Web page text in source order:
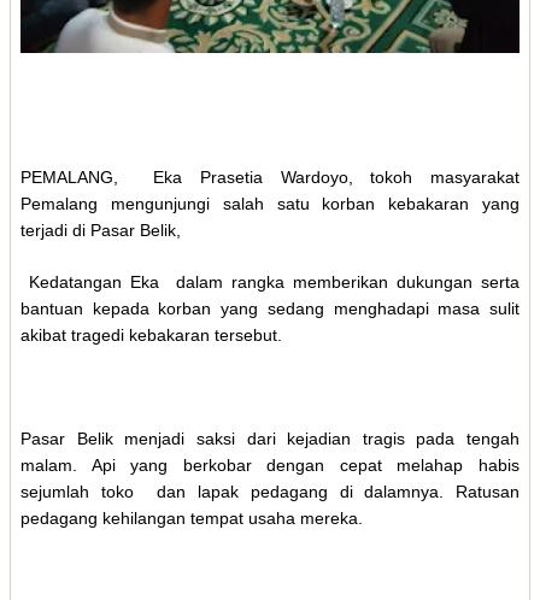
PEMALANG, Eka Prasetia Wardoyo, tokoh masyarakat
Pemalang mengunjungi salah satu korban kebakaran yang
terjadi di Pasar Belik,
Kedatangan Eka dalam rangka memberikan dukungan serta
bantuan kepada korban yang sedang menghadapi masa sulit
akibat tragedi kebakaran tersebut.
Pasar Belik menjadi saksi dari kejadian tragis pada tengah
malam. Api yang berkobar dengan cepat melahap habis
sejumlah toko dan lapak pedagang di dalamnya. Ratusan
pedagang kehilangan tempat usaha mereka.